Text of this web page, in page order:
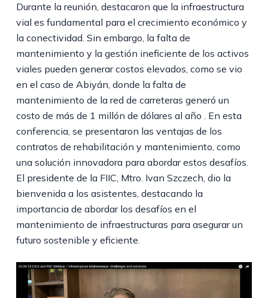
Durante la reunión, destacaron que la infraestructura
vial es fundamental para el crecimiento económico y
la conectividad. Sin embargo, la falta de
mantenimiento y la gestión ineficiente de los activos
viales pueden generar costos elevados, como se vio
en el caso de Abiyán, donde la falta de
mantenimiento de la red de carreteras generó un
costo de más de 1 millón de dólares al año . En esta
conferencia, se presentaron las ventajas de los
contratos de rehabilitación y mantenimiento, como
una solución innovadora para abordar estos desafíos.
El presidente de la FIIC, Mtro. Ivan Szczech, dio la
bienvenida a los asistentes, destacando la
importancia de abordar los desafíos en el
mantenimiento de infraestructuras para asegurar un
futuro sostenible y eficiente.